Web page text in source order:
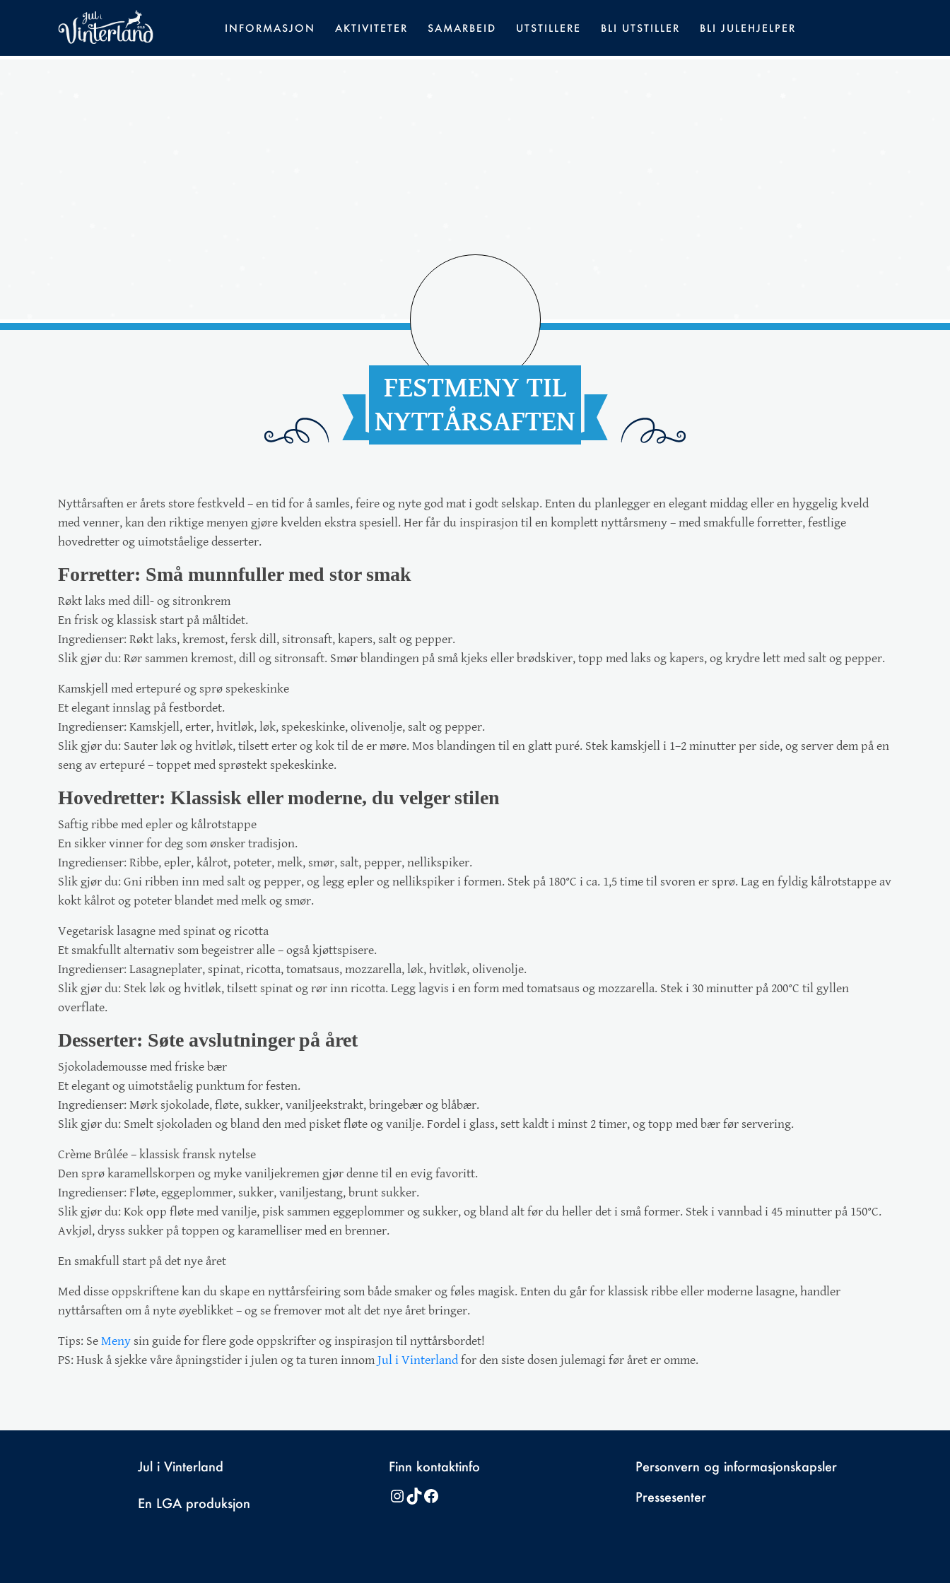
INFORMASJON AKTIVITETER SAMARBEID UTSTILLERE BLI UTSTILLER BLI JULEHJELPER
FESTMENY TIL
NYTTÅRSAFTEN
Nyttårsaften er årets store festkveld – en tid for å samles, feire og nyte god mat i godt selskap. Enten du planlegger en elegant middag eller en hyggelig kveld
med venner, kan den riktige menyen gjøre kvelden ekstra spesiell. Her får du inspirasjon tilen komplett nyttårsmeny– med smakfulle forretter, festlige
hovedretter og uimotståelige desserter.
Forretter: Små munnfuller med stor smak
Røkt laks med dill- og sitronkrem
En frisk og klassisk start på måltidet.
Ingredienser:Røkt laks, kremost, fersk dill, sitronsaft, kapers, salt og pepper.
Slik gjør du:Rør sammen kremost, dill og sitronsaft. Smør blandingen på små kjeks eller brødskiver, topp med laks og kapers, og krydre lett med salt og pepper.
Kamskjell med ertepuré og sprø spekeskinke
Et elegant innslag på festbordet.
Ingredienser:Kamskjell, erter, hvitløk, løk, spekeskinke, olivenolje, salt og pepper.
Slik gjør du: Sauter løk og hvitløk, tilsett erter og kok til de er møre. Mos blandingen til en glatt puré. Stek kamskjell i 1–2 minutter per side, og server dem på en
seng av ertepuré – toppet med sprøstekt spekeskinke.
Hovedretter: Klassisk eller moderne, du velger stilen
Saftig ribbe med epler og kålrotstappe
En sikker vinner for deg som ønsker tradisjon.
Ingredienser:Ribbe, epler, kålrot, poteter, melk, smør, salt, pepper, nellikspiker.
Slik gjør du:Gni ribben inn med salt og pepper, og legg epler og nellikspiker i formen. Stek på 180°C i ca. 1,5 time til svoren er sprø. Lag en fyldig kålrotstappe av
kokt kålrot og poteter blandet med melk og smør.
Vegetarisk lasagne med spinat og ricotta
Et smakfullt alternativ som begeistrer alle – også kjøttspisere.
Ingredienser:Lasagneplater, spinat, ricotta, tomatsaus, mozzarella, løk, hvitløk, olivenolje.
Slik gjør du: Stek løk og hvitløk, tilsett spinat og rør inn ricotta. Legg lagvis i en form med tomatsaus og mozzarella. Stek i 30 minutter på 200°C til gyllen
overflate.
Desserter: Søte avslutninger på året
Sjokolademousse med friske bær
Et elegant og uimotståelig punktum for festen.
Ingredienser:Mørk sjokolade, fløte, sukker, vaniljeekstrakt, bringebær og blåbær.
Slik gjør du: Smelt sjokoladen og bland den med pisket fløte og vanilje. Fordel i glass, sett kaldt i minst 2 timer, og topp med bær før servering.
Crème Brûlée – klassisk fransk nytelse
Den sprø karamellskorpen og myke vaniljekremen gjør denne til en evig favoritt.
Ingredienser:Fløte, eggeplommer, sukker, vaniljestang, brunt sukker.
Slik gjør du:Kok opp fløte med vanilje, pisk sammen eggeplommer og sukker, og bland alt før du heller det i små former. Stek i vannbad i 45 minutter på 150°C.
Avkjøl, dryss sukker på toppen og karamelliser med en brenner.
En smakfull start på det nye året
Med disse oppskriftene kan du skape en nyttårsfeiring som både smaker og føles magisk. Enten du går for klassisk ribbe eller moderne lasagne, handler
nyttårsaften om å nyte øyeblikket – og se fremover mot alt det nye året bringer.
Tips: SeMenysin guide for flere gode oppskrifter og inspirasjon til nyttårsbordet!
PS:Husk å sjekke våre åpningstider i julen og ta turen innomJul i Vinterlandfor den siste dosen julemagi før året er omme.
Jul i Vinterland
En LGA produksjon
Finn kontaktinfo
Instagram
TikTokFacebook
Personvern og informasjonskapsler
Pressesenter